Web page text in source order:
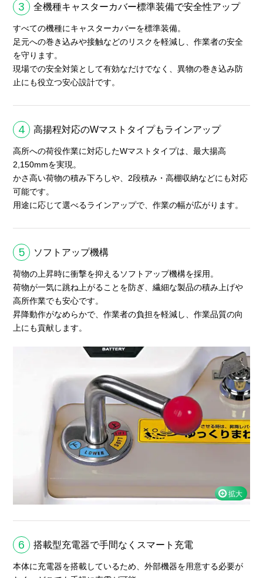
3 全機種キャスターカバー標準装備で安全性アップ
すべての機種にキャスターカバーを標準装備。
足元への巻き込みや接触などのリスクを軽減し、作業者の安全
を守ります。
現場での安全対策として有効なだけでなく、異物の巻き込み防
止にも役立つ安心設計です。
4 高揚程対応のWマストタイプもラインアップ
高所への荷役作業に対応したWマストタイプは、最大揚高
2,150mmを実現。
かさ高い荷物の積み下ろしや、2段積み・高棚収納などにも対応
可能です。
用途に応じて選べるラインアップで、作業の幅が広がります。
5 ソフトアップ機構
荷物の上昇時に衝撃を抑えるソフトアップ機構を採用。
荷物が一気に跳ね上がることを防ぎ、繊細な製品の積み上げや
高所作業でも安心です。
昇降動作がなめらかで、作業者の負担を軽減し、作業品質の向
上にも貢献します。
6 搭載型充電器で手間なくスマート充電
本体に充電器を搭載しているため、外部機器を用意する必要が